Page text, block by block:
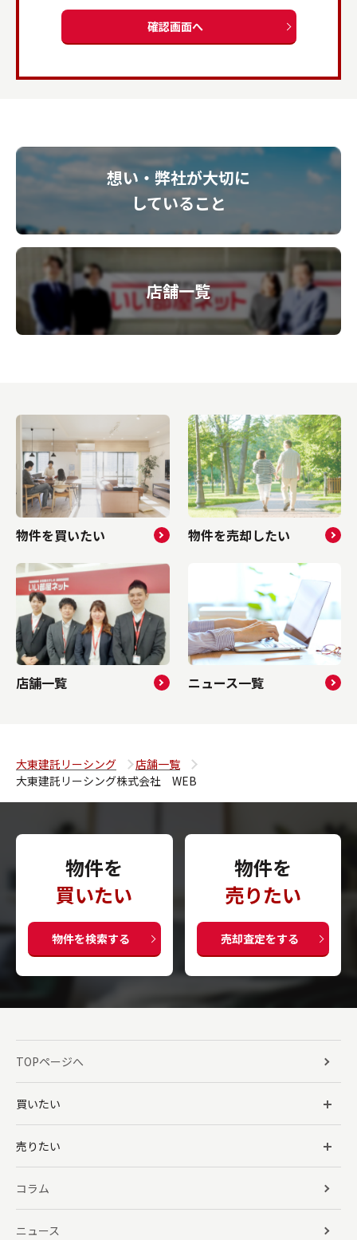
確認画面へ
想い・弊社が大切に
していること
店舗一覧
物件を買いたい 物件を売却したい
店舗一覧 ニュース一覧
大東建託リーシング
店舗一覧
大東建託リーシング株式会社 WEB
物件を
買いたい
物件を検索する
物件を
売りたい
売却査定をする
TOPページへ
買いたい
売りたい
コラム
ニュース